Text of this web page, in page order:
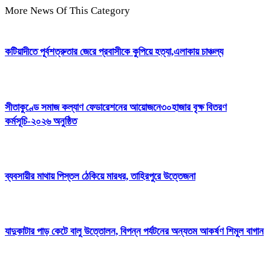
More News Of This Category
কটিয়াদীতে পূর্বশত্রুতার জেরে প্রবাসীকে কুপিয়ে হত্যা,এলাকায় চাঞ্চল্য
সীতাকুণ্ডে সমাজ কল্যাণ ফেডারেশনের আয়োজনে৩০হাজার বৃক্ষ বিতরণ
কর্মসূচি-২০২৬ অনুষ্ঠিত
ব্যবসায়ীর মাথায় পিস্তল ঠেকিয়ে মারধর, তাহিরপুরে উত্তেজনা
যাদুকাটার পাড় কেটে বালু উত্তোলন, বিপন্ন পর্যটনের অন্যতম আকর্ষণ শিমুল বাগান